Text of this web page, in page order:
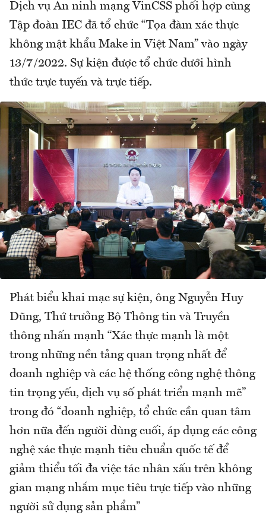
Dịch vụ An ninh mạng VinCSS phối hợp cùng
Tập đoàn IEC đã tổ chức “Tọa đàm xác thực
không mật khẩu Make in Việt Nam” vào ngày
13/7/2022. Sự kiện được tổ chức dưới hình
thức trực tuyến và trực tiếp.
Phát biểu khai mạc sự kiện, ông Nguyễn Huy
Dũng, Thứ trưởng Bộ Thông tin và Truyền
thông nhấn mạnh “Xác thực mạnh là một
trong những nền tảng quan trọng nhất để
doanh nghiệp và các hệ thống công nghệ thông
tin trọng yếu, dịch vụ số phát triển mạnh mẽ”
trong đó “doanh nghiệp, tổ chức cần quan tâm
hơn nữa đến người dùng cuối, áp dụng các công
nghệ xác thực mạnh tiêu chuẩn quốc tế để
giảm thiểu tối đa việc tác nhân xấu trên không
gian mạng nhắm mục tiêu trực tiếp vào những
người sử dụng sản phẩm”